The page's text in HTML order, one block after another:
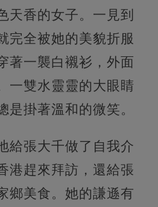
天香的女子。一見到
完全被她的美貌折服
著一襲白襯衫，外面
一雙水靈靈的大眼睛
是掛著溫和的微笑。
給張大千做了自我介
港趕來拜訪，還給張
鄉美食。她的謙遜有